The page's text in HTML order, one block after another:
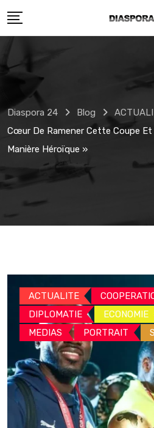
to
Diaspora 24 Blog
Cœur De Ramener Cette Coupe Et
Manière Héroïque »
ACTUALITE
DIPLOMATIE
ECONOMIE
MEDIAS
PORTRAIT